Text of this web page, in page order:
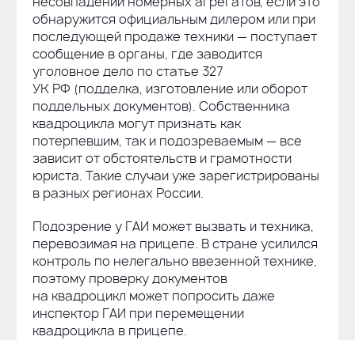
обнаружится официальным дилером или при
последующей продаже техники — поступает
сообщение в органы, где заводится
уголовное дело по статье 327
УК РФ (подделка, изготовление или оборот
поддельных документов). Собственника
квадроцикла могут признать как
потерпевшим, так и подозреваемым — все
зависит от обстоятельств и грамотности
юриста. Такие случаи уже зарегистрированы
в разных регионах России.
Подозрение у ГАИ может вызвать и техника,
перевозимая на прицепе. В стране усилился
контроль по нелегально ввезенной технике,
поэтому проверку документов
на квадроцикл может попросить даже
инспектор ГАИ при перемещении
квадроцикла в прицепе.